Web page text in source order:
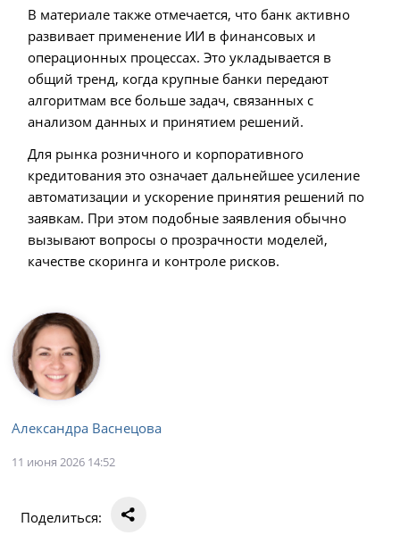
В материале также отмечается, что банк активно
развивает применение ИИ в финансовых и
операционных процессах. Это укладывается в
общий тренд, когда крупные банки передают
алгоритмам все больше задач, связанных с
анализом данных и принятием решений.
Для рынка розничного и корпоративного
кредитования это означает дальнейшее усиление
автоматизации и ускорение принятия решений по
заявкам. При этом подобные заявления обычно
вызывают вопросы о прозрачности моделей,
качестве скоринга и контроле рисков.
Александра Васнецова
11 июня 2026 14:52
Поделиться: